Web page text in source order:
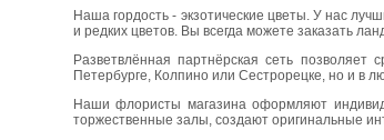
Наша гордость - экзотические цветы. У нас
и редких цветов. Вы всегда можете заказать
Разветвлённая партнёрская сеть
Петербурге, Колпино или Сестрорецке, но и в
Наши флористы магазина оформляют
торжественные залы, создают оригинальные